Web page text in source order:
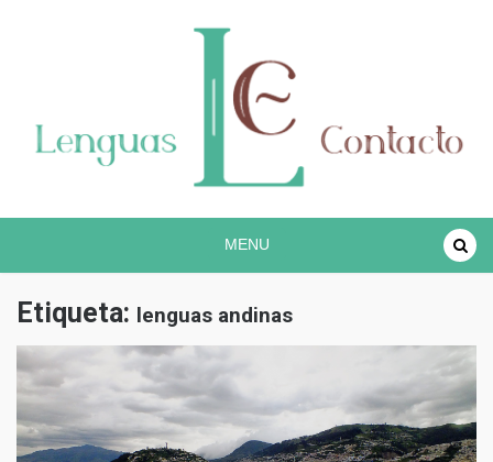
Español en contacto
MENU
Etiqueta: lenguas andinas